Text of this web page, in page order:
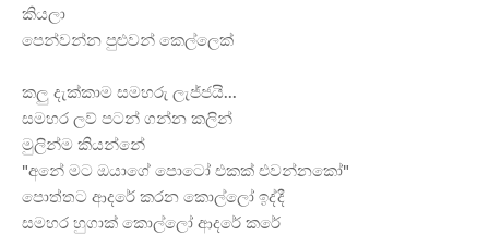
කියලා
පෙන්වන්න පුළුවන් කෙල්ලෙක්
කලු දැක්කාම සමහරු ලැජ්ජයි...
සමහර ලව් පටන් ගන්න කලින්
මුලින්ම කියන්නේ
"අනේ මට ඔයාගේ පොටෝ එකක් එවන්නකෝ"
පොත්තට ආදරේ කරන කොල්ලෝ ඉද්දී
සමහර හුගාක් කොල්ලෝ ආදරේ කරේ